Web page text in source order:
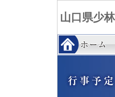
山口県少